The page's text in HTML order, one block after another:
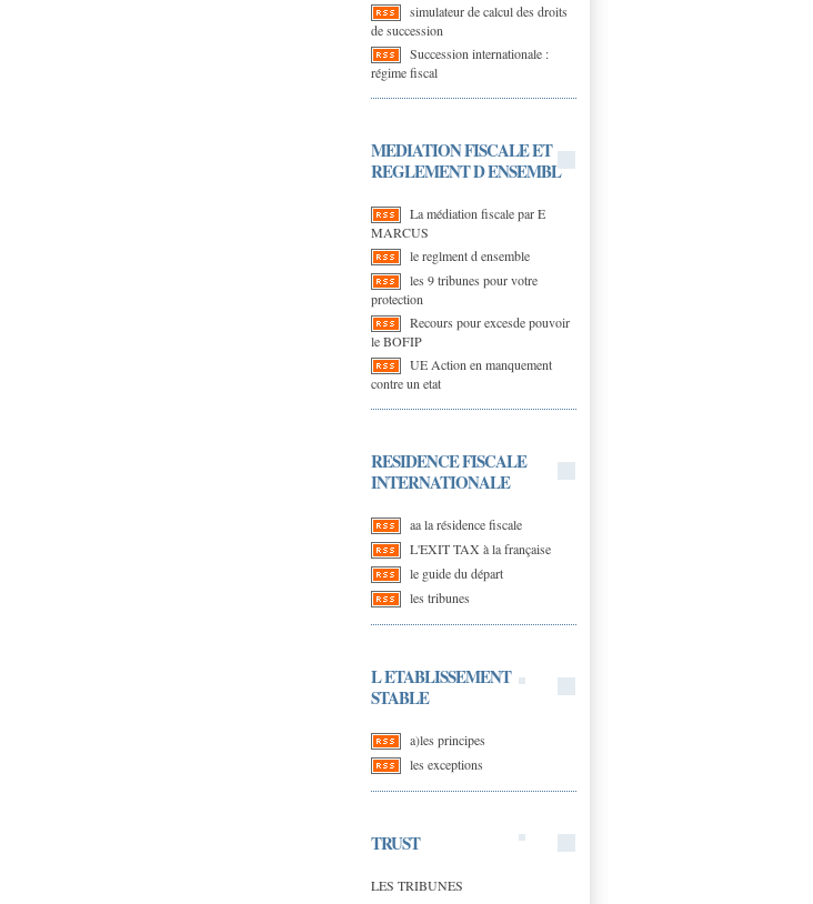
simulateur de calcul des droits
de succession
Succession internationale :
régime fiscal
MEDIATION FISCALE ET
REGLEMENT D ENSEMBL
La médiation fiscale par E
MARCUS
le reglment d ensemble
les 9 tribunes pour votre
protection
Recours pour excesde pouvoir
le BOFIP
UE Action en manquement
contre un etat
RESIDENCE FISCALE
INTERNATIONALE
aa la résidence fiscale
L'EXIT TAX à la française
le guide du départ
les tribunes
L ETABLISSEMENT
STABLE
a)les principes
les exceptions
TRUST
LES TRIBUNES